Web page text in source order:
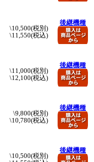
\10,500(税別)
\11,550(税込)
後継機種
\11,000(税別)
\12,100(税込)
後継機種
\9,800(税別)
\10,780(税込)
後継機種
\10,500(税別)
後継機種